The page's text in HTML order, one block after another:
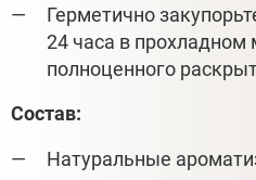
Герметично
24 часа в прохладном
полноценного
Состав:
Натуральные